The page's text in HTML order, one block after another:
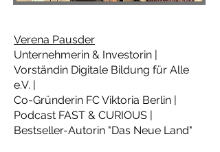
Verena Pausder
Unternehmerin & Investorin |
Vorständin Digitale Bildung für Alle
e.V. |
Co-Gründerin FC Viktoria Berlin |
Podcast FAST & CURIOUS |
Bestseller-Autorin "Das Neue Land"